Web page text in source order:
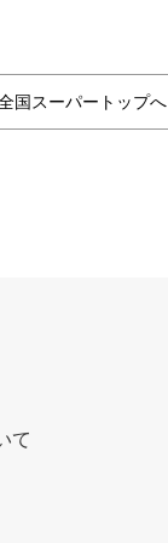
国スーパートップへ
て